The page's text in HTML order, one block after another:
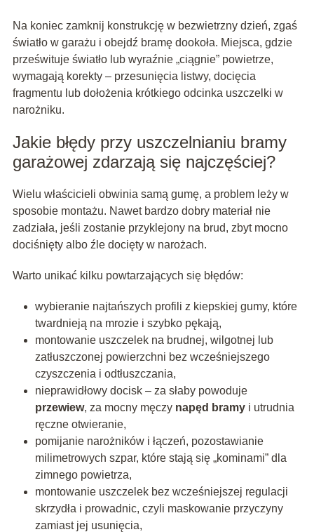
Na koniec zamknij konstrukcję w bezwietrzny dzień, zgaś
światło w garażu i obejdź bramę dookoła. Miejsca, gdzie
prześwituje światło lub wyraźnie „ciągnie” powietrze,
wymagają korekty – przesunięcia listwy, docięcia
fragmentu lub dołożenia krótkiego odcinka uszczelki w
narożniku.
Jakie błędy przy uszczelnianiu bramy
garażowej zdarzają się najczęściej?
Wielu właścicieli obwinia samą gumę, a problem leży w
sposobie montażu. Nawet bardzo dobry materiał nie
zadziała, jeśli zostanie przyklejony na brud, zbyt mocno
dociśnięty albo źle docięty w narożach.
Warto unikać kilku powtarzających się błędów:
wybieranie najtańszych profili z kiepskiej gumy, które
twardnieją na mrozie i szybko pękają,
montowanie uszczelek na brudnej, wilgotnej lub
zatłuszczonej powierzchni bez wcześniejszego
czyszczenia i odtłuszczania,
nieprawidłowy docisk – za słaby powoduje
przewiew, za mocny męczy napęd bramyi utrudnia
ręczne otwieranie,
pomijanie narożników i łączeń, pozostawianie
milimetrowych szpar, które stają się „kominami” dla
zimnego powietrza,
montowanie uszczelek bez wcześniejszej regulacji
skrzydła i prowadnic, czyli maskowanie przyczyny
zamiast jej usunięcia,